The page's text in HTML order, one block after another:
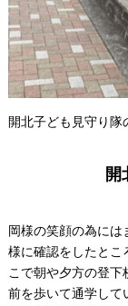
開北子ども見守り隊
開
岡様の笑顔の為に
様に確認をしたとこ
こで朝や夕方の登
前を歩いて通学して